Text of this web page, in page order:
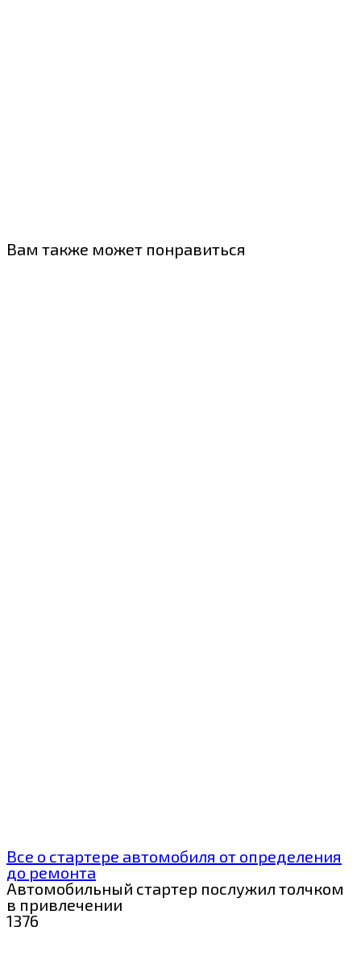
Вам также может понравиться
Все о стартере автомобиля от определения
до ремонта
Автомобильный стартер послужил толчком
в привлечении
1376